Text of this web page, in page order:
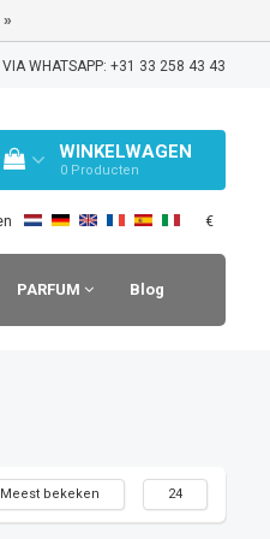
VIA WHATSAPP: +31 33 258 43 43
WINKELWAGEN
0 Producten
€
PARFUM Blog
Meest bekeken 24
»